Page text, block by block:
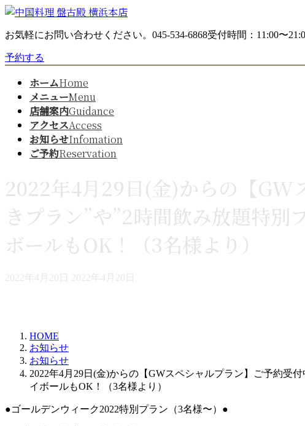
コ
テ
ツ
ナ
ゲ
シ
お気軽にお問い合わせください。 045-534-6868受付時間：11:00〜
予約する
ホームHome
メニューMenu
店舗案内Guidance
アクセスAccess
お知らせInfomation
ご予約Reservation
2022年4月29日(金)からの【GW
きプラン”や”2時間飲み放題特別
ボールもOK！（3名様より）
2022年4月20日
最
2022年4月20日
HOME
お知らせ
お知らせ
2022年4月29日(金)からの【GWスペシャルプラン】ご予約受
イボールもOK！（3名様より）
●ゴールデンウィーク2022特別プラン（3名様〜）●